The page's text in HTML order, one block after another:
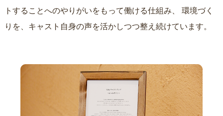
トすることへのやりがいをもって働ける仕組み、
りを、キャスト自身の声を活かしつつ整え続けています。